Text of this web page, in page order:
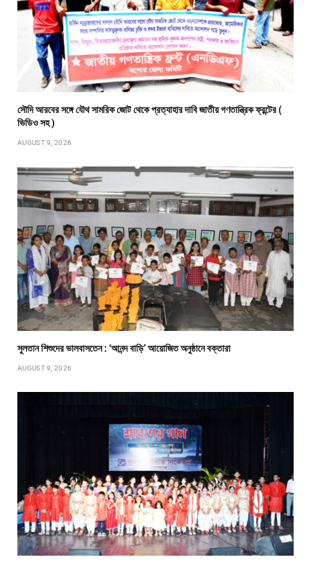
সৌদি আরবের সঙ্গে যৌথ সামরিক জোট থেকে প্রত্যাহার দাবি জাতীয় গণতান্ত্রিক ফ্রন্টের (
ভিডিও সহ )
AUGUST 9, 2026
সুলতান শিশুদের ভালবাসতেন : ‘আনন্দ বাড়ি’ আয়োজিত অনুষ্ঠানে বক্তারা
AUGUST 9, 2026